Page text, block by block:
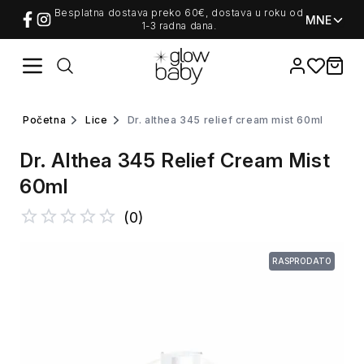
Besplatna dostava preko 60€, dostava u roku od
1-3 radna dana.
MNE
Favorites
items
početna lice dr. althea 345 relief cream mist 60ml
Dr. Althea 345 Relief Cream Mist
60ml
(0)
RASPRODATO